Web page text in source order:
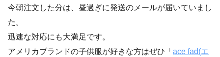
今朝注文した分は、昼過ぎに発送のメールが届いていまし
た。
迅速な対応にも大満足です。
アメリカブランドの子供服が好きな方はぜひ「 ace fad(エ